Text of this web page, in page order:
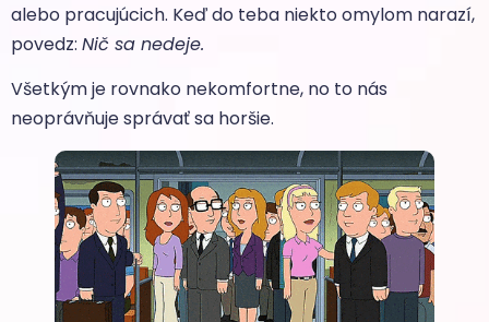
alebo pracujúcich. Keď do teba niekto omylom narazí,
povedz: Nič sa nedeje.
Všetkým je rovnako nekomfortne, no to nás
neoprávňuje správať sa horšie.